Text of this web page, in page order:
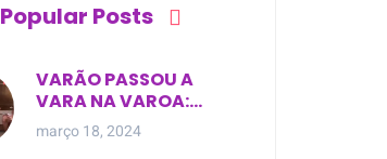
Popular Posts
VARÃO PASSOU A
VARA NA VAROA:
Esposa de pregador
evangélico descobre
março 18, 2024